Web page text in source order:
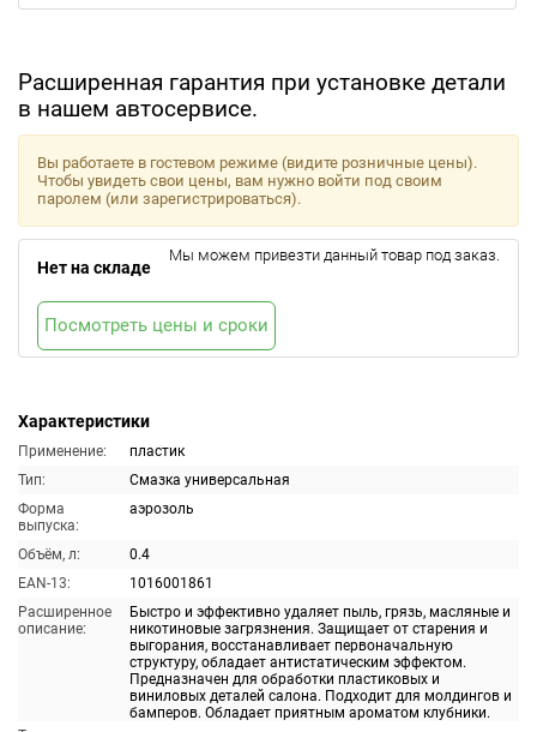
Расширенная гарантия при установке детали
в нашем автосервисе.
Характеристики
Применение:
пластик
Тип:
Смазка универсальная
Форма
выпуска:
аэрозоль
Объём, л:
0.4
EAN-13:
1016001861
Расширенное
описание:
Быстро и эффективно удаляет пыль, грязь, масляные и
никотиновые загрязнения. Защищает от старения и
выгорания, восстанавливает первоначальную
структуру, обладает антистатическим эффектом.
Предназначен для обработки пластиковых и
виниловых деталей салона. Подходит для молдингов и
бамперов. Обладает приятным ароматом клубники.
Вы работаете в гостевом режиме (видите розничные цены).
Чтобы увидеть свои цены, вам нужно войти под своим
паролем (или зарегистрироваться).
Нет на складе
Мы можем привезти данный товар под заказ.
Посмотреть цены и сроки